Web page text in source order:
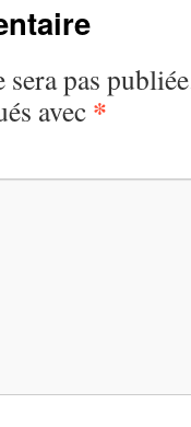
pas
avec *